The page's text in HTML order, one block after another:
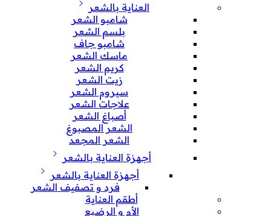
العناية بالشعر
شامبو الشعر
بلسم الشعر
شامبو جاف
ماسك الشعر
كريم الشعر
زيت الشعر
سيروم الشعر
علاجات الشعر
أصباغ الشعر
الشعر المصبوغ
الشعر المجعد
أجهزة العناية بالشعر
أجهزة العناية بالشعر
فرد و تصفيف الشعر
أطقم العناية
الأم و الرضيع